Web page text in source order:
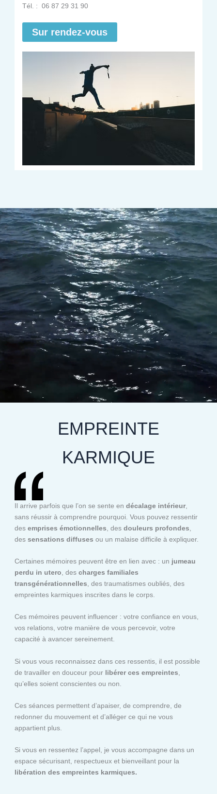
Tél. : 06 87 29 31 90
Sur rendez-vous
EMPREINTE
KARMIQUE
Il arrive parfois que l’on se sente en décalage intérieur,
sans réussir à comprendre pourquoi. Vous pouvez ressentir
des emprises émotionnelles , des douleurs profondes
des sensations diffuses ou un malaise difficile à expliquer.
Certaines mémoires peuvent être en lien avec : un jumeau
perdu in utero , des charges familiales
transgénérationnelles , des traumatismes oubliés, des
empreintes karmiques inscrites dans le corps.
Ces mémoires peuvent influencer : votre confiance en vous,
vos relations, votre manière de vous percevoir, votre
capacité à avancer sereinement.
Si vous vous reconnaissez dans ces ressentis, il est possible
de travailler en douceur pour libérer ces empreintes
qu’elles soient conscientes ou non.
Ces séances permettent d’apaiser, de comprendre, de
redonner du mouvement et d’alléger ce qui ne vous
appartient plus.
Si vous en ressentez l’appel, je vous accompagne dans un
espace sécurisant, respectueux et bienveillant pour la
libération des empreintes karmiques.